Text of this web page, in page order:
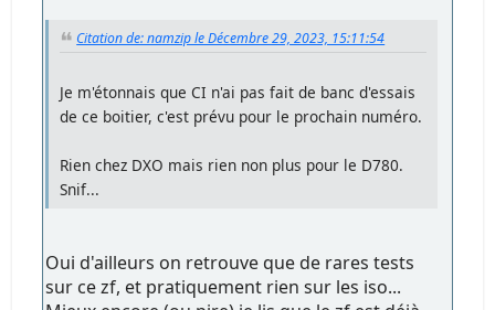
Citation de: namzip le Décembre 29, 2023, 15:11:54
Je m'étonnais que CI n'ai pas fait de banc d'essais
de ce boitier, c'est prévu pour le prochain numéro.
Rien chez DXO mais rien non plus pour le D780.
Snif...
Oui d'ailleurs on retrouve que de rares tests
sur ce zf, et pratiquement rien sur les iso...